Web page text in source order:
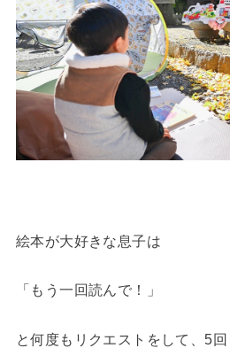
絵本が大好きな息子は
「もう一回読んで！」
と何度もリクエストをして、5